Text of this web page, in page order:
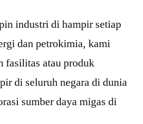
industri di hampir setiap
dan petrokimia, kami
fasilitas atau produk
di seluruh negara di dunia
sumber daya migas di